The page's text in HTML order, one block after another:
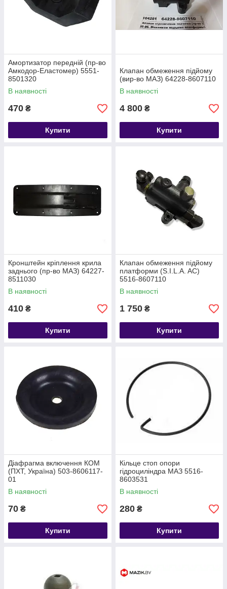
Амортизатор передній (пр-во
Амкодор-Еластомер) 5551-
8501320
В наявності
470 ₴
Купити
Клапан обмеження підйому
(вир-во МАЗ) 64228-8607110
В наявності
4 800 ₴
Купити
Кронштейн кріплення крила
заднього (пр-во МАЗ) 64227-
8511030
В наявності
410 ₴
Купити
Клапан обмеження підйому
платформи (S.I.L.A. AC)
5516-8607110
В наявності
1 750 ₴
Купити
Діафрагма включення КОМ
(ПХТ, Україна) 503-8606117-
01
В наявності
70 ₴
Купити
Кільце стоп опори
гідроциліндра МАЗ 5516-
8603531
В наявності
280 ₴
Купити